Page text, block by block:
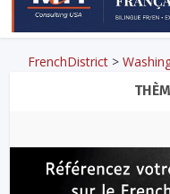
FrenchDistrict >